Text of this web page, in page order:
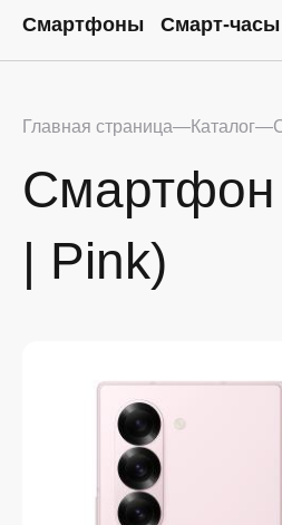
Смартфоны Смарт-часы
Главная страница Каталог
Смартфон
| Pink)